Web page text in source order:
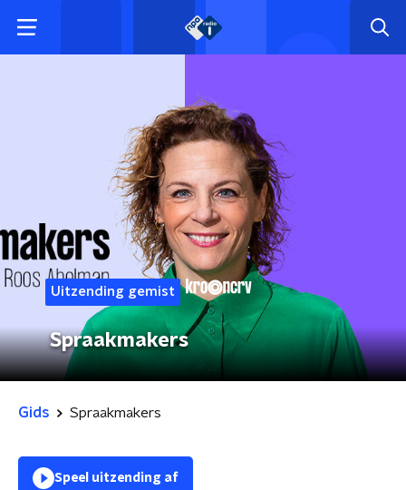
Uitzending gemist
Spraakmakers
Gids Spraakmakers
Speel uitzending af